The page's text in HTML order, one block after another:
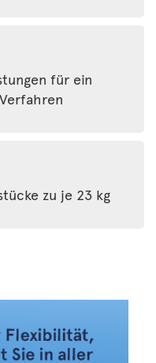
für ein
zu je 23 kg